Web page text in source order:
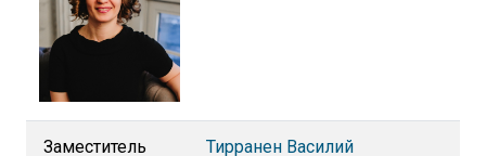
Заместитель
Тирранен Василий